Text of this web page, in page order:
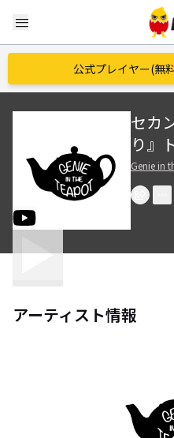
menu
公式プレイヤー(無
セカ
り』
Genie in
アーティスト情報